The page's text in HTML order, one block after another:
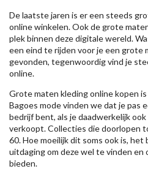
De laatste jaren is er een steeds
online winkelen. Ook de grote
plek binnen deze digitale wereld.
een eind te rijden voor je een grote
gevonden, tegenwoordig vind je
online.
Grote maten kleding online kopen
Bagoes mode vinden we dat je pas
bedrijf bent, als je daadwerkelijk
verkoopt. Collecties die doorlopen
60. Hoe moeilijk dit soms ook is,
uitdaging om deze wel te vinden
bieden.